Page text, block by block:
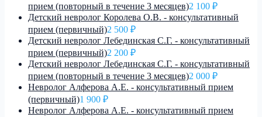
прием (повторный в течение 3 месяцев)2 100 ₽
Детский невролог Королева О.В. - консультативный
прием (первичный)2 500 ₽
Детский невролог Лебединская С.Г. - консультативный
прием (первичный)2 200 ₽
Детский невролог Лебединская С.Г. - консультативный
прием (повторный в течение 3 месяцев)2 000 ₽
Невролог Алферова А.Е. - консультативный прием
(первичный)1 900 ₽
Невролог Алферова А.Е. - консультативный прием